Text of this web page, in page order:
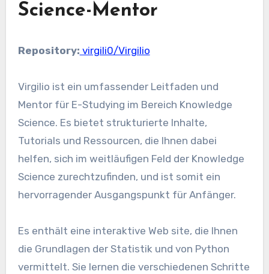
Science-Mentor
Repository: virgili0/Virgilio
Virgilio ist ein umfassender Leitfaden und
Mentor für E-Studying im Bereich Knowledge
Science. Es bietet strukturierte Inhalte,
Tutorials und Ressourcen, die Ihnen dabei
helfen, sich im weitläufigen Feld der Knowledge
Science zurechtzufinden, und ist somit ein
hervorragender Ausgangspunkt für Anfänger.
Es enthält eine interaktive Web site, die Ihnen
die Grundlagen der Statistik und von Python
vermittelt. Sie lernen die verschiedenen Schritte